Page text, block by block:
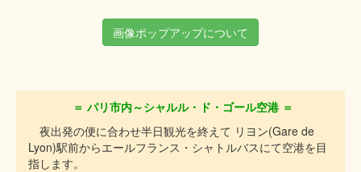
画像ポップアップについて
＝ パリ市内～シャルル・ド・ゴール空港 ＝
夜出発の便に合わせ半日観光を終えて リヨン(Gare de
Lyon)駅前からエールフランス・シャトルバスにて空港を目
指します。